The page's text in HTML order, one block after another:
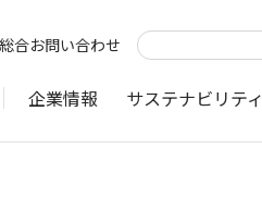
総合お問い合わせ
企業情報 サステナビリティ